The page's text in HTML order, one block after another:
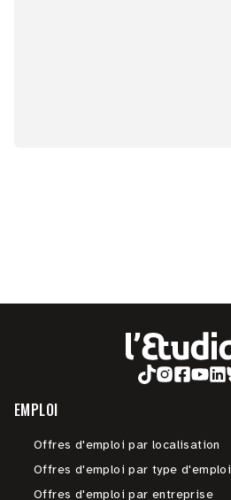
EMPLOI
Offres d'emploi par localisation
Offres d'emploi par type d'emploi
Offres d'emploi par entreprise